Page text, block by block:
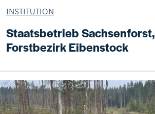
INSTITUTION
Staatsbetrieb Sachsenforst,
Forstbezirk Eibenstock
Bild